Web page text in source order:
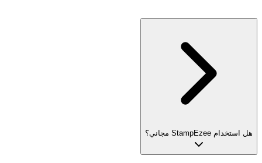
هل استخدام StampEzee مجاني؟